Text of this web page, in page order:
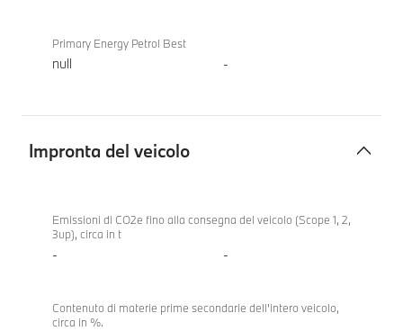
Primary Energy Petrol Best
null -
Impronta del veicolo
veicolo
Competition
M xDrive
Touring
Emissioni di CO2e fino alla consegna del veicolo (Scope 1, 2,
3up), circa in t
- -
Contenuto di materie prime secondarie dell'intero veicolo,
circa in %.